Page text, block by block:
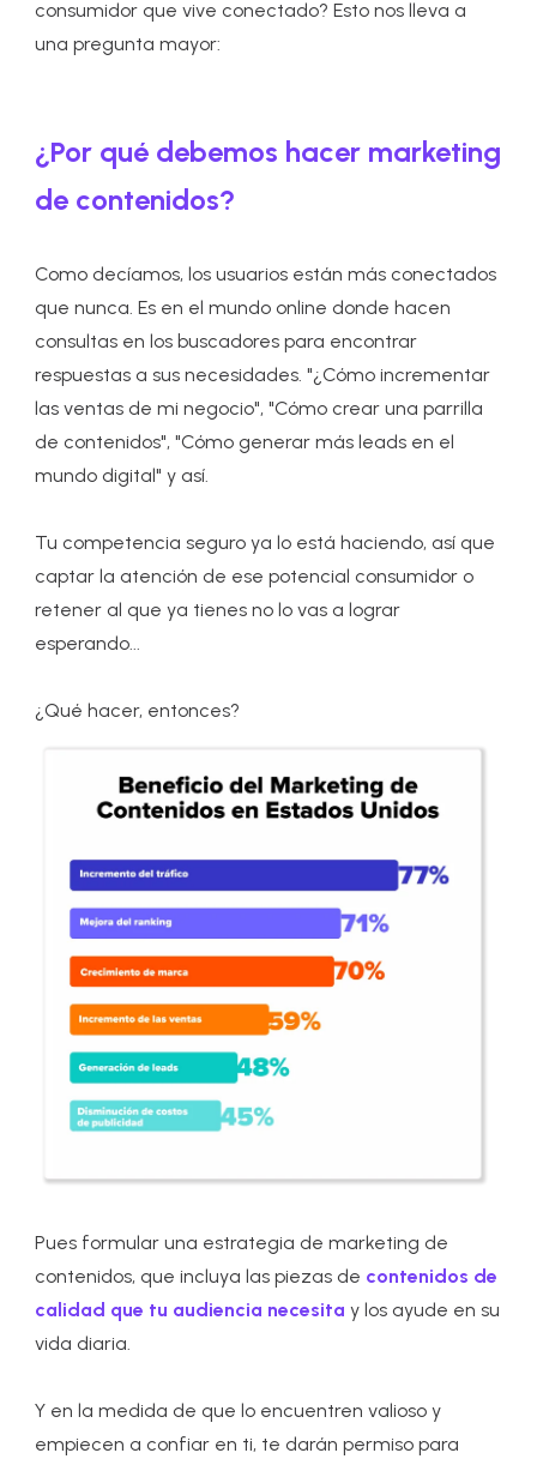
consumidor que vive conectado? Esto nos lleva a
una pregunta mayor:
¿Por qué debemos hacer marketing
de contenidos?
Como decíamos, los usuarios están más conectados
que nunca. Es en el mundo online donde hacen
consultas en los buscadores para encontrar
respuestas a sus necesidades. "¿Cómo incrementar
las ventas de mi negocio", "Cómo crear una parrilla
de contenidos", "Cómo generar más leads en el
mundo digital" y así.
Tu competencia seguro ya lo está haciendo, así que
captar la atención de ese potencial consumidor o
retener al que ya tienes no lo vas a lograr
esperando...
¿Qué hacer, entonces?
Pues formular una estrategia de marketing de
contenidos, que incluya las piezas de contenidos de
calidad que tu audiencia necesita y los ayude en su
vida diaria.
Y en la medida de que lo encuentren valioso y
empiecen a confiar en ti, te darán permiso para